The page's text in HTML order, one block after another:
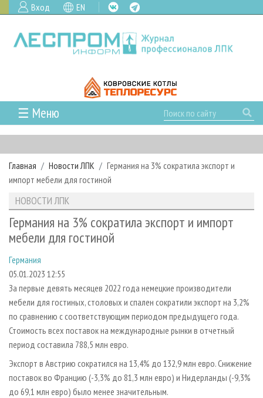
Вход EN
☰ Меню
ГЛАВНАЯ
РУБРИКИ И ТЕМЫ
РУБРИКИ ЖУРНАЛА
ЛЕСОЗАГОТОВКА
ЛЕСОПИЛЕНИЕ
СУШКА ДРЕВЕСИНЫ
ПРОИЗВОДСТВО ДРЕВЕСНЫХ ПЛИТ
ДЕРЕВЯННОЕ ДОМОСТРОЕНИЕ
ПРОИЗВОДСТВО МЕБЕЛИ
БИОЭНЕРГЕТИКА
ЦБП
ИНСТРУМЕНТ И МАТЕРИАЛЫ
НОВОСТИ
НОВОСТИ ЛПК
НОВОСТИ ЖУРНАЛА
ПРОЕКТЫ ЛПИ
АНАЛИТИКА
ПРЕДПРИЯТИЯ ЛПК
ПЕРСОНЫ
МОБИЛЬНЫЕ ВЫСТАВКИ
ПРИОРИТЕТНЫЕ ИНВЕСТПРОЕКТЫ
RUSSIAN FORESTRY REVIEW
ГАЗЕТА ЛЕСПРОМФОРУМ
БИБЛИОТЕКА СПЕЦИАЛИСТА
АРХИВ ЖУРНАЛОВ
О ЖУРНАЛЕ
КОНТАКТЫ
РЕКЛАМОДАТЕЛЯМ
РЕКЛАМА
РЕКЛАМА НА САЙТЕ
Главная Новости ЛПК
Германия на 3% сократила экспорт и
импорт мебели для гостиной
НОВОСТИ ЛПК
Германия на 3% сократила экспорт и импорт
мебели для гостиной
Германия
05.01.2023 12:55
За первые девять месяцев 2022 года немецкие производители
мебели для гостиных, столовых и спален сократили экспорт на 3,2%
по сравнению с соответствующим периодом предыдущего года.
Стоимость всех поставок на международные рынки в отчетный
период составила 788,5 млн евро.
Экспорт в Австрию сократился на 13,4% до 132,9 млн евро. Снижение
поставок во Францию (-3,3% до 81,3 млн евро) и Нидерланды (-9,3%
до 69,1 млн евро) было менее значительным.